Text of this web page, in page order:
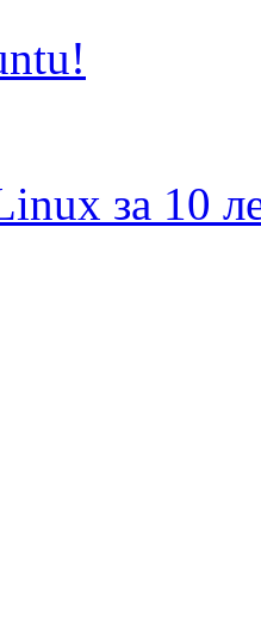
за 10